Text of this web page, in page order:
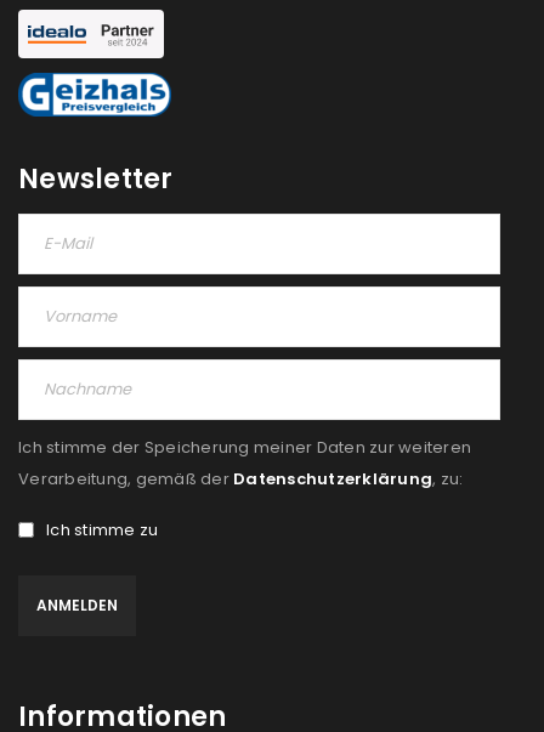
Newsletter
Ich stimme der Speicherung meiner Daten zur weiteren
Verarbeitung, gemäß der Datenschutzerklärung, zu:
Ich stimme zu
Informationen